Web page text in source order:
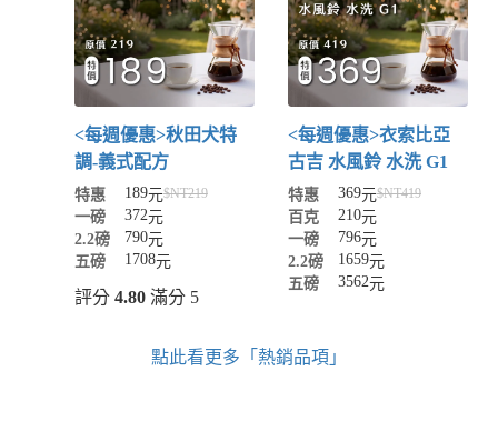
<每週優惠>秋田犬特
調-義式配方
特惠 189元$NT219
一磅 372元
2.2磅
790元
五磅
1708元
評分 4.80滿分 5
<每週優惠>衣索比亞
古吉 水風鈴 水洗 G1
特惠 369元$NT419
百克 210元
一磅
796元
2.2磅
1659元
五磅
3562元
點此看更多「熱銷品項」